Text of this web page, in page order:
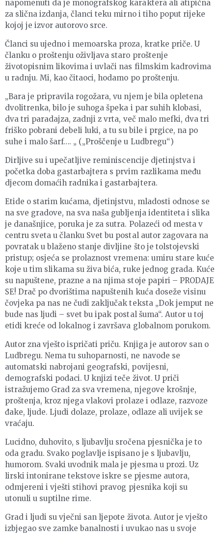
napomenuti da je monografskog karaktera ali atipična
za slična izdanja, članci teku mirno i tiho poput rijeke
kojoj je izvor autorovo srce.
Članci su ujedno i memoarska proza, kratke priče. U
članku o proštenju oživljava staro proštenje
životopisnim likovima i uvlači nas filmskim kadrovima
u radnju. Mi, kao čitaoci, hodamo po proštenju.
„Bara je pripravila rogožara, vu njem je bila opletena
dvolitrenka, bilo je suhoga špeka i par suhih klobasi,
dva tri paradajza, zadnji z vrta, več malo mefki, dva tri
friško pobrani debeli luki, a tu su bile i prgice, na po
suhe i malo šarf…. „ („Proščenje u Ludbregu“)
Dirljive su i upečatljive reminiscencije djetinjstva i
početka doba gastarbajtera s prvim razlikama među
djecom domaćih radnika i gastarbajtera.
Etide o starim kućama, djetinjstvu, mladosti odnose se
na sve gradove, na sva naša gubljenja identiteta i slika
je današnjice, poruka je za sutra. Polazeći od mesta v
centru sveta u članku Svet bu postal autor zagovara na
povratak u blaženo stanje divljine što je tolstojevski
pristup; osjeća se prolaznost vremena: umiru stare kuće
koje u tim slikama su živa bića, ruke jednog grada. Kuće
su napuštene, prazne a na njima stoje papiri – PRODAJE
SE! Drač po dvorištima napuštenih kuća doseže visinu
čovjeka pa nas ne čudi zaključak teksta „Dok jemput ne
bude nas ljudi – svet bu ipak postal šuma“. Autor u toj
etidi kreće od lokalnog i završava globalnom porukom.
Autor zna vješto ispričati priču. Knjiga je autorov san o
Ludbregu. Nema tu suhoparnosti, ne navode se
automatski nabrojani geografski, povijesni,
demografski podaci. U knjizi teče život. U priči
istražujemo Grad za sva vremena, njegove krošnje,
proštenja, kroz njega vlakovi prolaze i odlaze, razvoze
đake, ljude. Ljudi dolaze, prolaze, odlaze ali uvijek se
vraćaju.
Lucidno, duhovito, s ljubavlju sročena pjesnička je to
oda gradu. Svako poglavlje ispisano je s ljubavlju,
humorom. Svaki uvodnik mala je pjesma u prozi. Uz
lirski intonirane tekstove iskre se pjesme autora,
odmjereni i vješti stihovi pravog pjesnika koji su
utonuli u suptilne rime.
Grad i ljudi su vječni san ljepote života. Autor je vješto
izbjegao sve zamke banalnosti i uvukao nas u svoje